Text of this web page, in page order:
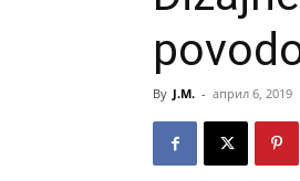
By J.M. - април 6, 2019